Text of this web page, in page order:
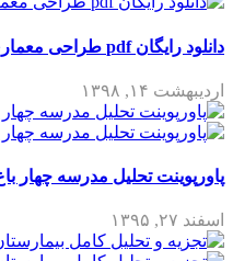
دانلود رایگان pdf طراحی معماری مسجد
اردیبهشت ۱۴, ۱۳۹۸
پاورپوینت تحلیل مدرسه چهار
اسفند ۲۷, ۱۳۹۵